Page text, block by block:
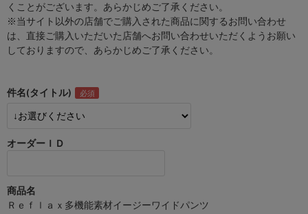
くことがございます。あらかじめご了承ください。
※当サイト以外の店舗でご購入された商品に関するお問い合わせ
は、直接ご購入いただいた店舗へお問い合わせいただくようお願い
しておりますので、あらかじめご了承ください。
件名(タイトル)
オーダーＩＤ
商品名
Ｒｅｆｌａｘ多機能素材イージーワイドパンツ